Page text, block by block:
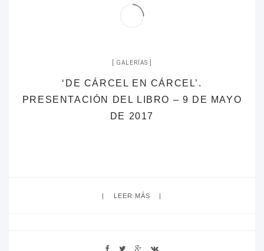
GALERÍAS
‘DE CÁRCEL EN CÁRCEL’.
PRESENTACIÓN DEL LIBRO – 9 DE MAYO
DE 2017
LEER MÁS